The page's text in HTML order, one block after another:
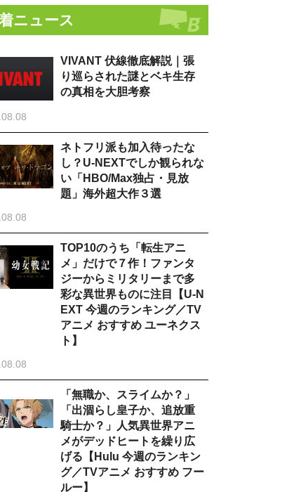
ニュース
VIVANT 伏線徹底解説｜張
り巡らされた謎とベキ生存
の真相を大胆考察
ネトフリ派も加入待ったな
し？U-NEXTでしか観られな
い「HBO/Max独占・見放
題」海外超大作３選
TOP10のうち「転生アニ
メ」だけで７作！ファンタ
ジーからミリタリーまで多
彩な異世界ものに注目【U-N
EXT 今週のランキング／TV
アニメ おすすめ ユーネクス
ト】
「無職か、スライムか？」
「出涸らし皇子か、追放重
騎士か？」人気異世界アニ
メがデッドヒートを繰り広
げる【Hulu 今週のランキン
グ／TVアニメ おすすめ フー
ルー】